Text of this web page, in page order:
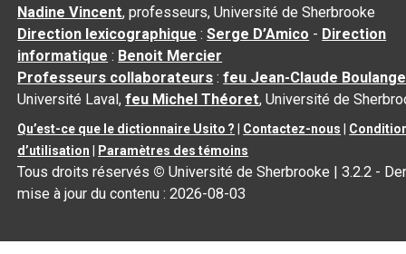
Nadine Vincent, professeurs, Université de Sherbrooke
Direction lexicographique :Serge D’Amico - Direction
informatique : Benoit Mercier
Professeurs collaborateurs :feu Jean-Claude
Université Laval,feu Michel Théoret, Université de
Qu’est-ce que le dictionnaire Usito ? Contactez-nous
d’utilisation
Paramètres des témoins
Tous droits réservés © Université de Sherbrooke |3.2.2 -
mise à jour du contenu :2026-08-03